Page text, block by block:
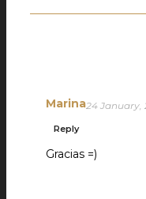
Marina24 January,
Reply
Gracias =)